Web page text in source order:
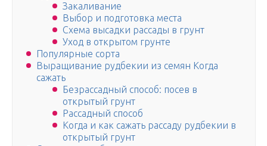
Закаливание
Выбор и подготовка места
Схема высадки рассады в грунт
Уход в открытом грунте
Популярные сорта
Выращивание рудбекии из семян Когда
сажать
Безрассадный способ: посев в
открытый грунт
Рассадный способ
Когда и как сажать рассаду рудбекии в
открытый грунт